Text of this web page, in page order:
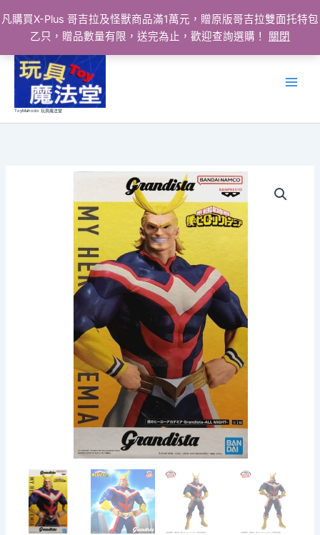
凡購買X-Plus 哥吉拉及怪獸商品滿1萬元，贈原版哥吉拉雙面托特包
乙只，贈品數量有限，送完為止，歡迎查詢選購！
關閉
ToyMahodo 玩具魔法堂